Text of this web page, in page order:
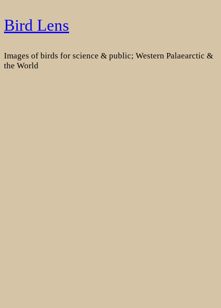
Skip
to
Bird Lens
Images of birds for science & public; Western Palaearctic &
the World